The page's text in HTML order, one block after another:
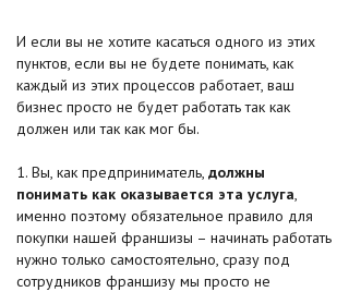
И если вы не хотите касаться одного из этих
пунктов, если вы не будете понимать, как
каждый из этих процессов работает, ваш
бизнес просто не будет работать так как
должен или так как мог бы.
1. Вы, как предприниматель, должны
понимать как оказывается эта услуга,
именно поэтому обязательное правило для
покупки нашей франшизы – начинать работать
нужно только самостоятельно, сразу под
сотрудников франшизу мы просто не